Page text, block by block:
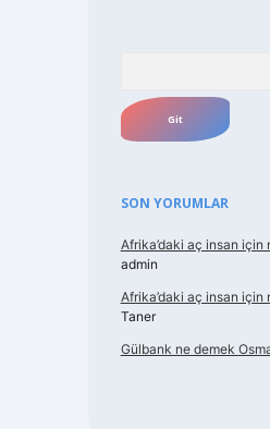
SON YORUMLAR
Afrika’daki aç insan için
admin
Afrika’daki aç insan için
Taner
Gülbank ne demek